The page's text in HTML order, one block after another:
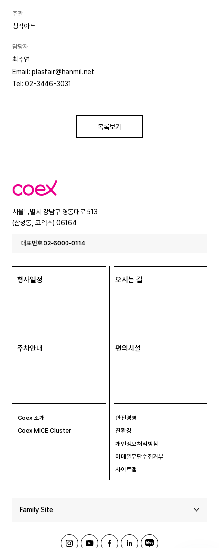
주관
청작아트
담당자
최주연
Email: plasfair@hanmil.net
Tel: 02-3446-3031
목록보기
코
엑
서울특별시 강남구 영동대로 513
(삼성동, 코엑스) 06164
대표번호 02-6000-0114
행사일정 오시는 길
주차안내 편의시설
Coex 소개
Coex MICE Cluster
안전경영
친환경
개인정보처리방침
이메일무단수집거부
사이트맵
Family Site